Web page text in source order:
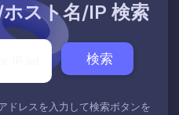
スト名/IP 検索
検索
ドレスを入力して検索ボタンを